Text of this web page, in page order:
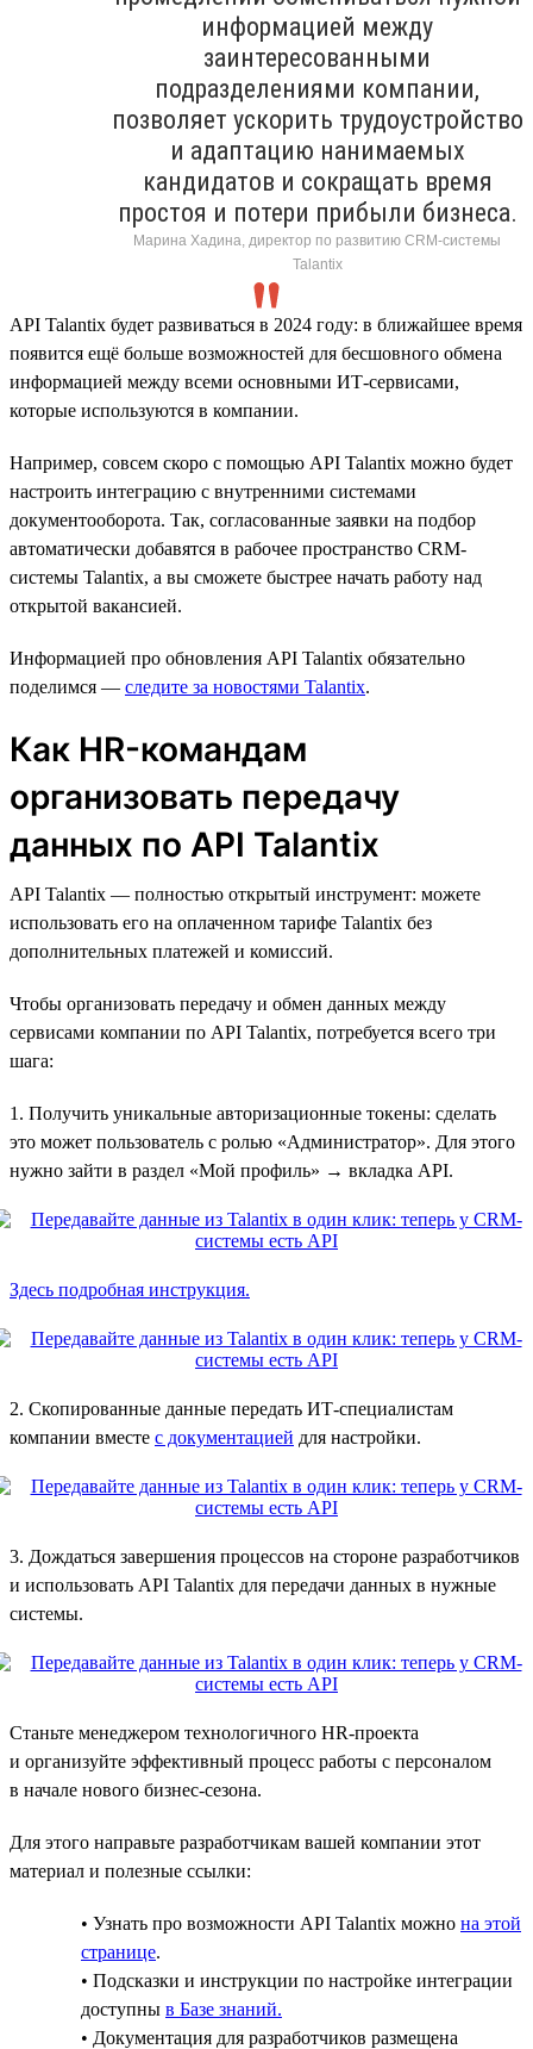
информацией между
заинтересованными
подразделениями компании,
позволяет ускорить трудоустройство
и адаптацию нанимаемых
кандидатов и сокращать время
простоя и потери прибыли бизнеса.
Марина Хадина, директор по развитию CRM-системы
Talantix
API Talantix будет развиваться в 2024 году: в ближайшее время
появится ещё больше возможностей для бесшовного обмена
информацией между всеми основными ИТ-сервисами,
которые используются в компании.
Например, совсем скоро с помощью API Talantix можно будет
настроить интеграцию с внутренними системами
документооборота. Так, согласованные заявки на подбор
автоматически добавятся в рабочее пространство CRM-
системы Talantix, а вы сможете быстрее начать работу над
открытой вакансией.
Информацией про обновления API Talantix обязательно
поделимся — следите за новостями Talantix.
Как HR-командам
организовать передачу
данных по API Talantix
API Talantix — полностью открытый инструмент: можете
использовать его на оплаченном тарифе Talantix без
дополнительных платежей и комиссий.
Чтобы организовать передачу и обмен данных между
сервисами компании по API Talantix, потребуется всего три
шага:
1. Получить уникальные авторизационные токены: сделать
это может пользователь с ролью «Администратор». Для этого
нужно зайти в раздел «Мой профиль» → вкладка API.
Здесь подробная инструкция.
2. Скопированные данные передать ИТ-специалистам
компании вместе с документацией для настройки.
3. Дождаться завершения процессов на стороне разработчиков
и использовать API Talantix для передачи данных в нужные
системы.
Станьте менеджером технологичного HR-проекта
и организуйте эффективный процесс работы с персоналом
в начале нового бизнес-сезона.
Для этого направьте разработчикам вашей компании этот
материал и полезные ссылки:
• Узнать про возможности API Talantix можно на этой
странице.
• Подсказки и инструкции по настройке интеграции
доступны в Базе знаний.
• Документация для разработчиков размещена